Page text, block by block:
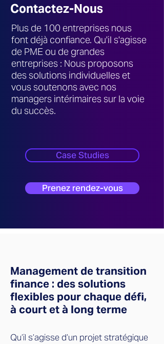
Contactez-Nous
Plus de 100 entreprises nous
font déjà confiance. Qu'il s'agisse
de PME ou de grandes
entreprises : Nous proposons
des solutions individuelles et
vous soutenons avec nos
managers intérimaires sur la voie
du succès.
Case Studies
Prenez rendez-vous
Management de transition
finance : des solutions
flexibles pour chaque défi,
à court et à long terme
Qu’il s’agisse d’un projet stratégique